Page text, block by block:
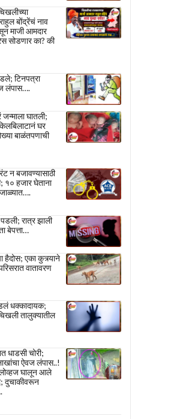
बोंद्रेंचं नाव
माजी आमदार
सोडणार का? की
टिनपत्रा
लंपास….
घातली;
घर
बाळंतपणाची
न बजावण्यासाठी
१० हजार घेताना
रात्र झाली
बेपत्ता…
हैदोस; एका कुत्र्याने
वातावरण
धक्कादायक;
तालुक्यातील
धाडसी चोरी;
ऐवज लंपास..!
घालून आले
दुचाकीवरून